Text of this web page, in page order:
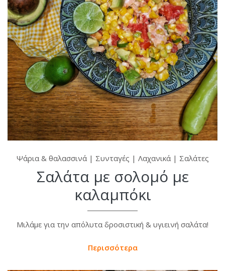
Ψάρια & θαλασσινά| Συνταγές | Λαχανικά| Σαλάτες
Σαλάτα με σολομό με
καλαμπόκι
Μιλάμε για την απόλυτα δροσιστική & υγιεινή σαλάτα!
Περισσότερα